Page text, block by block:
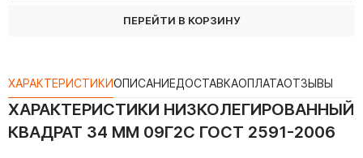
ПЕРЕЙТИ В КОРЗИНУ
ХАРАКТЕРИСТИКИОПИСАНИЕДОСТАВКАОПЛАТАОТЗЫВЫ
ХАРАКТЕРИСТИКИ НИЗКОЛЕГИРОВАННЫЙ
КВАДРАТ 34 ММ 09Г2С ГОСТ 2591-2006